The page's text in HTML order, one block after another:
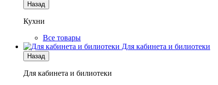
Назад
Кухни
Все товары
Для кабинета и билиотеки
Назад
Для кабинета и билиотеки